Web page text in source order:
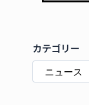
カテゴリー